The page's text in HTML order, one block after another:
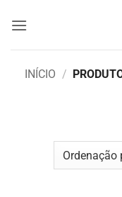
INÍCIO /